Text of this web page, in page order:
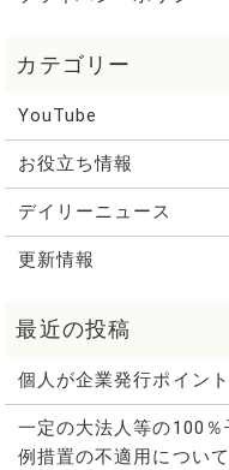
YouTube
お役立ち情報
デイリーニュース
更新情報
個人が企業発行ポイン
一定の大法人等の100
例措置の不適用について